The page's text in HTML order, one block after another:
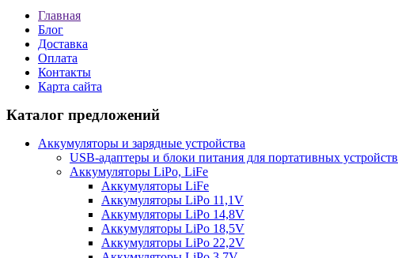
Главная
Блог
Доставка
Оплата
Контакты
Карта сайта
Каталог предложений
Аккумуляторы и зарядные устройства
USB-адаптеры и блоки питания для портативных устройств
Аккумуляторы LiPo, LiFe
Аккумуляторы LiFe
Аккумуляторы LiPo 11,1V
Аккумуляторы LiPo 14,8V
Аккумуляторы LiPo 18,5V
Аккумуляторы LiPo 22,2V